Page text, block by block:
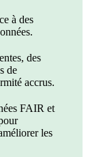
à des
des
de
accrus.
FAIR et
les